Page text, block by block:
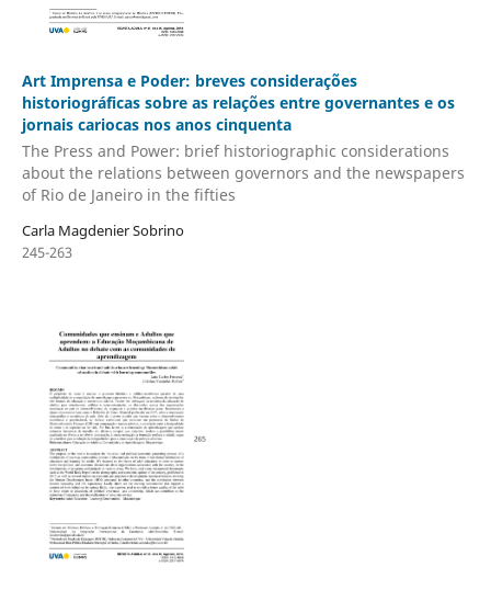
Art Imprensa e Poder: breves considerações
historiográficas sobre as relações entre governantes e os
jornais cariocas nos anos cinquenta
The Press and Power: brief historiographic considerations
about the relations between governors and the newspapers
of Rio de Janeiro in the fifties
Carla Magdenier Sobrino
245-263